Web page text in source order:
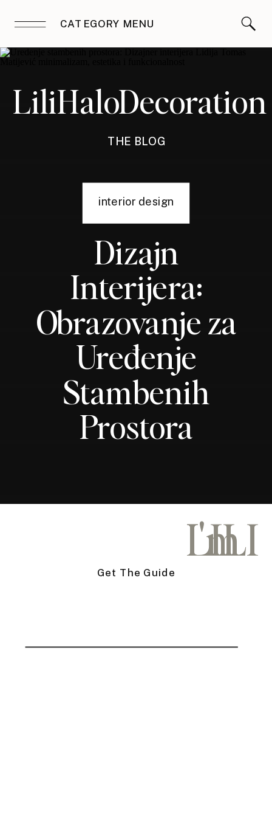
CATEGORY MENU
LiliHaloDecoration
THE BLOG
interior design
Dizajn
Interijera:
Obrazovanje za
Uređenje
Stambenih
Prostora
I'm
LILI
Get The Guide
Get The Guide